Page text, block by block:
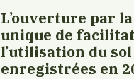
L’ouverture par
unique de
l’utilisation du
enregistrées en